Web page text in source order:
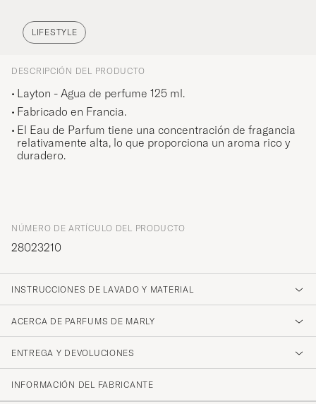
LIFESTYLE
DESCRIPCIÓN DEL PRODUCTO
Layton - Agua de perfume 125 ml.
Fabricado en Francia.
El Eau de Parfum tiene una concentración de fragancia
relativamente alta, lo que proporciona un aroma rico y
duradero.
NÚMERO DE ARTÍCULO DEL PRODUCTO
28023210
INSTRUCCIONES DE LAVADO Y MATERIAL
ACERCA DE PARFUMS DE MARLY
ENTREGA Y DEVOLUCIONES
INFORMACIÓN DEL FABRICANTE